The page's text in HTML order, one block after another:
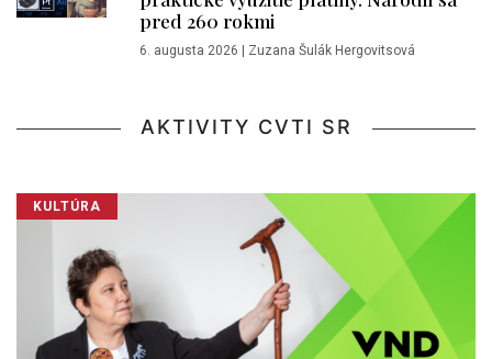
pred 260 rokmi
6. augusta 2026 Zuzana Šulák Hergovitsová
AKTIVITY CVTI SR
KULTÚRA